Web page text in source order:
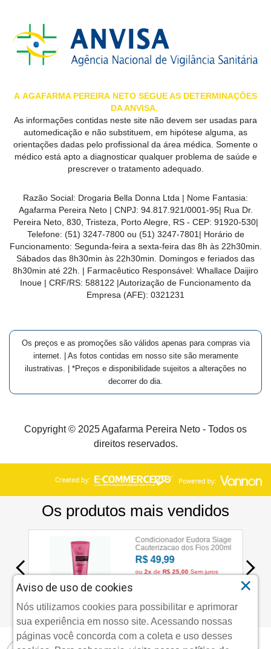
A AGAFARMA PEREIRA NETO SEGUE AS DETERMINAÇÕES
DA ANVISA.
As informações contidas neste site não devem ser usadas para
automedicação e não substituem, em hipótese alguma, as
orientações dadas pelo profissional da área médica. Somente o
médico está apto a diagnosticar qualquer problema de saúde e
prescrever o tratamento adequado.
Razão Social: Drogaria Bella Donna Ltda | Nome Fantasia:
Agafarma Pereira Neto | CNPJ: 94.817.921/0001-95| Rua Dr.
Pereira Neto, 830, Tristeza, Porto Alegre, RS - CEP: 91920-530|
Telefone: (51) 3247-7800 ou (51) 3247-7801| Horário de
Funcionamento: Segunda-feira a sexta-feira das 8h às 22h30min.
Sábados das 8h30min às 22h30min. Domingos e feriados das
8h30min até 22h. | Farmacêutico Responsável: Whallace Daijiro
Inoue | CRF/RS: 588122 |Autorização de Funcionamento da
Empresa (AFE): 0321231
Os preços e as promoções são válidos apenas para compras via
internet. | As fotos contidas em nosso site são meramente
ilustrativas. | *Preços e disponibilidade sujeitos a alterações no
decorrer do dia.
Copyright © 2025 Agafarma Pereira Neto - Todos os
direitos reservados.
Aviso de uso de cookies
Nós utilizamos cookies para possibilitar e aprimorar
sua experiência em nosso site. Acessando nossas
páginas você concorda com a coleta e uso desses
×